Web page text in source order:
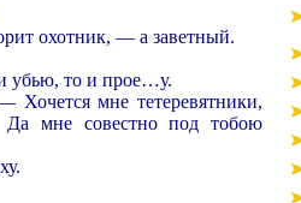
охотник, — а заветный.
убью, то и прое…у.
мне тетеревятники,
Да мне совестно под тобою